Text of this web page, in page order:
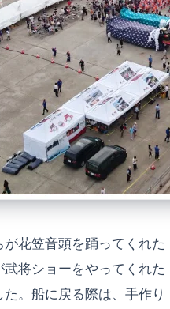
花笠音頭を踊ってくれた
将ショーをやってくれた
。船に戻る際は、手作り